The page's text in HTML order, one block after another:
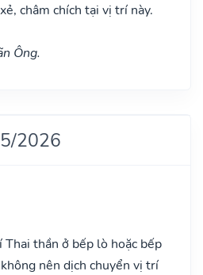
châm chích tại vị trí này.
Ông.
2026
thần ở bếp lò hoặc bếp
nên dịch chuyển vị trí